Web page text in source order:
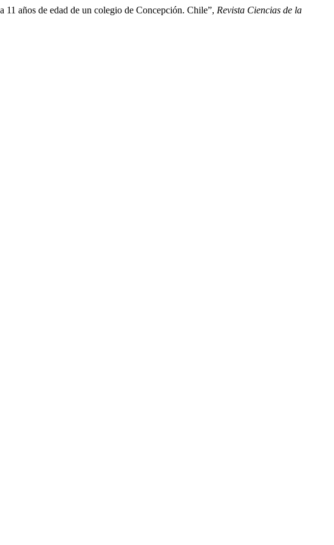
años de edad de un colegio de Concepción. Chile”, Revista Ciencias de la